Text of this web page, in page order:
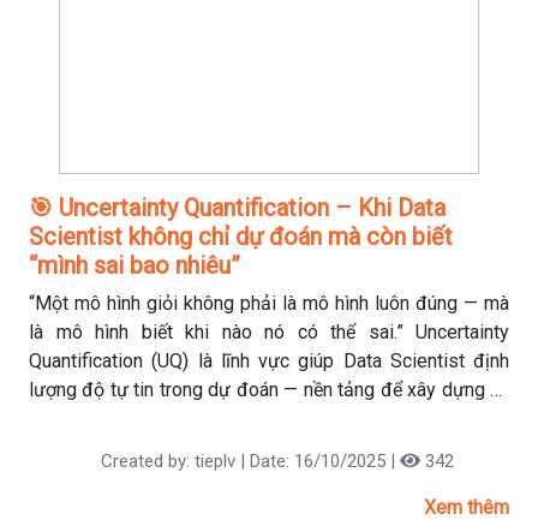
🎯 Uncertainty Quantification – Khi Data
Scientist không chỉ dự đoán mà còn biết
“mình sai bao nhiêu”
“Một mô hình giỏi không phải là mô hình luôn đúng — mà
là mô hình biết khi nào nó có thể sai.” Uncertainty
Quantification (UQ) là lĩnh vực giúp Data Scientist định
lượng độ tự tin trong dự đoán — nền tảng để xây dựng hệ
Created by: tieplv | Date: 16/10/2025 | 342
Xem thêm